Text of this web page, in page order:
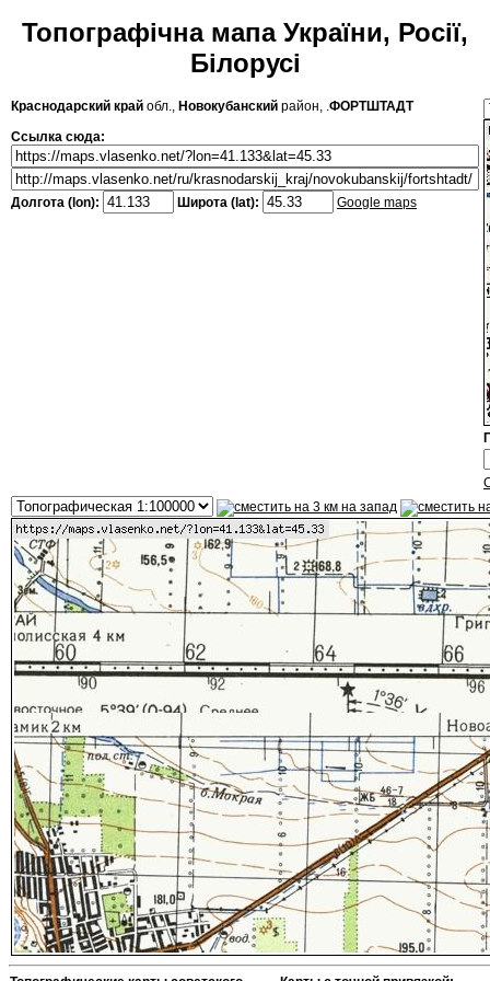
Топографічна мапа України, Росії,
Білорусі
Краснодарский край обл., Новокубанский район, .ФОРТШТАДТ
Ссылка сюда:
Долгота (lon): Широта (lat): Google maps